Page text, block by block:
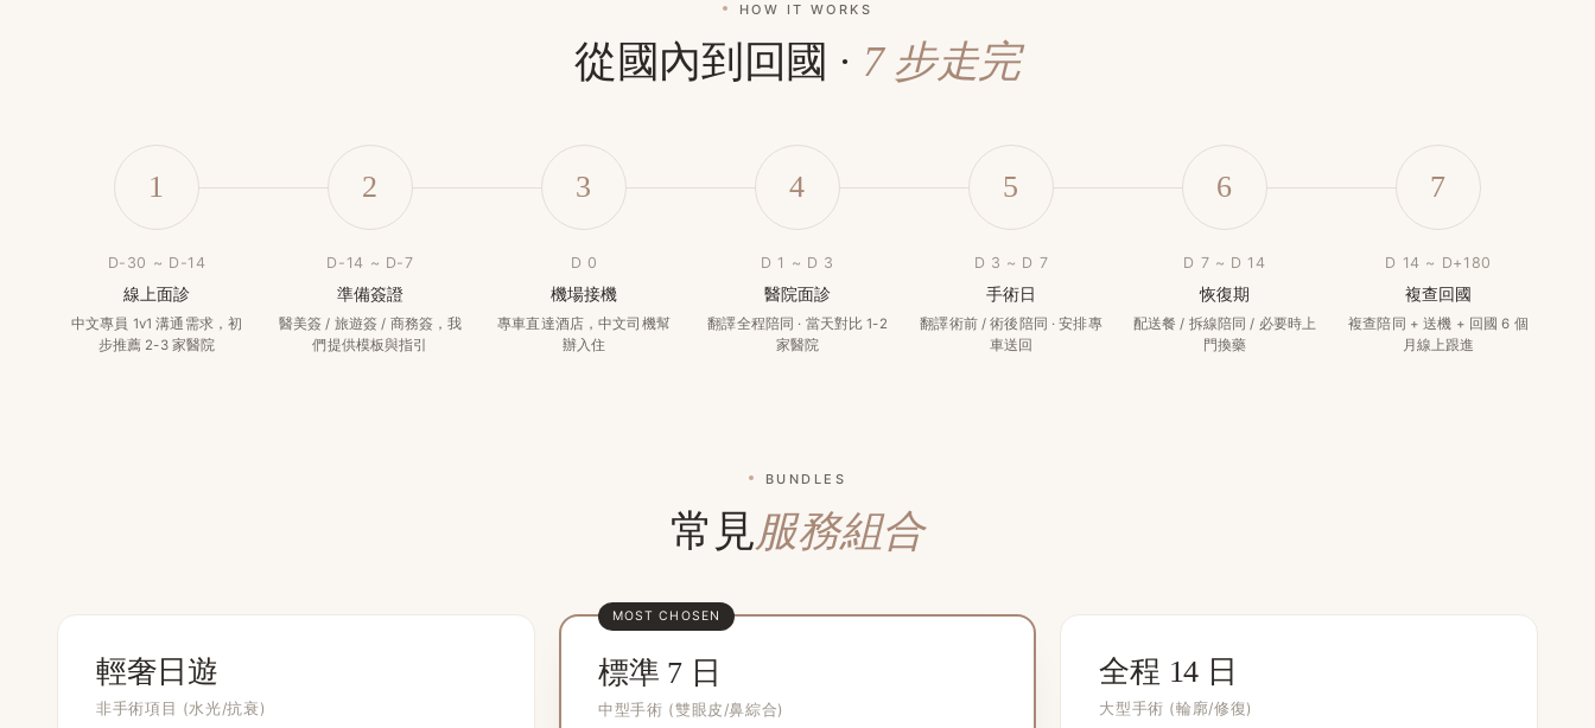
HOW IT WORKS
從國內到回國 · 7 步走完
1
D-30 ~ D-14
線上面診
中文專員 1v1 溝通需求，初
步推薦 2-3 家醫院
2
D-14 ~ D-7
準備簽證
醫美簽 / 旅遊簽 / 商務簽，我
們提供模板與指引
3
D 0
機場接機
專車直達酒店，中文司機幫
辦入住
4
D 1 ~ D 3
醫院面診
翻譯全程陪同 · 當天對比 1-2
家醫院
5
D 3 ~ D 7
手術日
翻譯術前 / 術後陪同 · 安排專
車送回
6
D 7 ~ D 14
恢復期
配送餐 / 拆線陪同 / 必要時上
門換藥
7
D 14 ~ D+180
複查回國
複查陪同 + 送機 + 回國 6 個
月線上跟進
BUNDLES
常見服務組合
輕奢日遊
非手術項目 (水光/抗衰)
MOST CHOSEN
標準 7 日
中型手術 (雙眼皮/鼻綜合)
全程 14 日
大型手術 (輪廓/修復)